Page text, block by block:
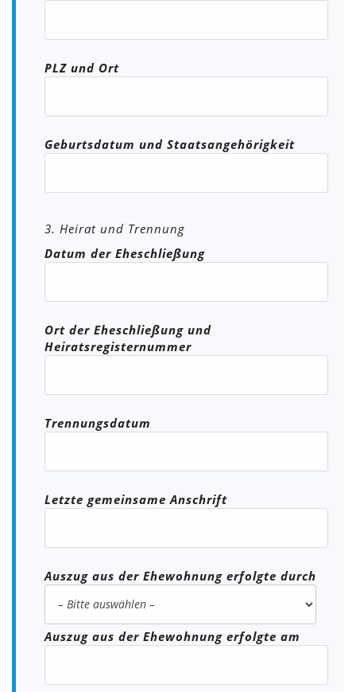
PLZ und Ort
Geburtsdatum und Staatsangehörigkeit
3. Heirat und Trennung
Datum der Eheschließung
Ort der Eheschließung und
Heiratsregisternummer
Trennungsdatum
Letzte gemeinsame Anschrift
Auszug aus der Ehewohnung erfolgte durch
Auszug aus der Ehewohnung erfolgte am